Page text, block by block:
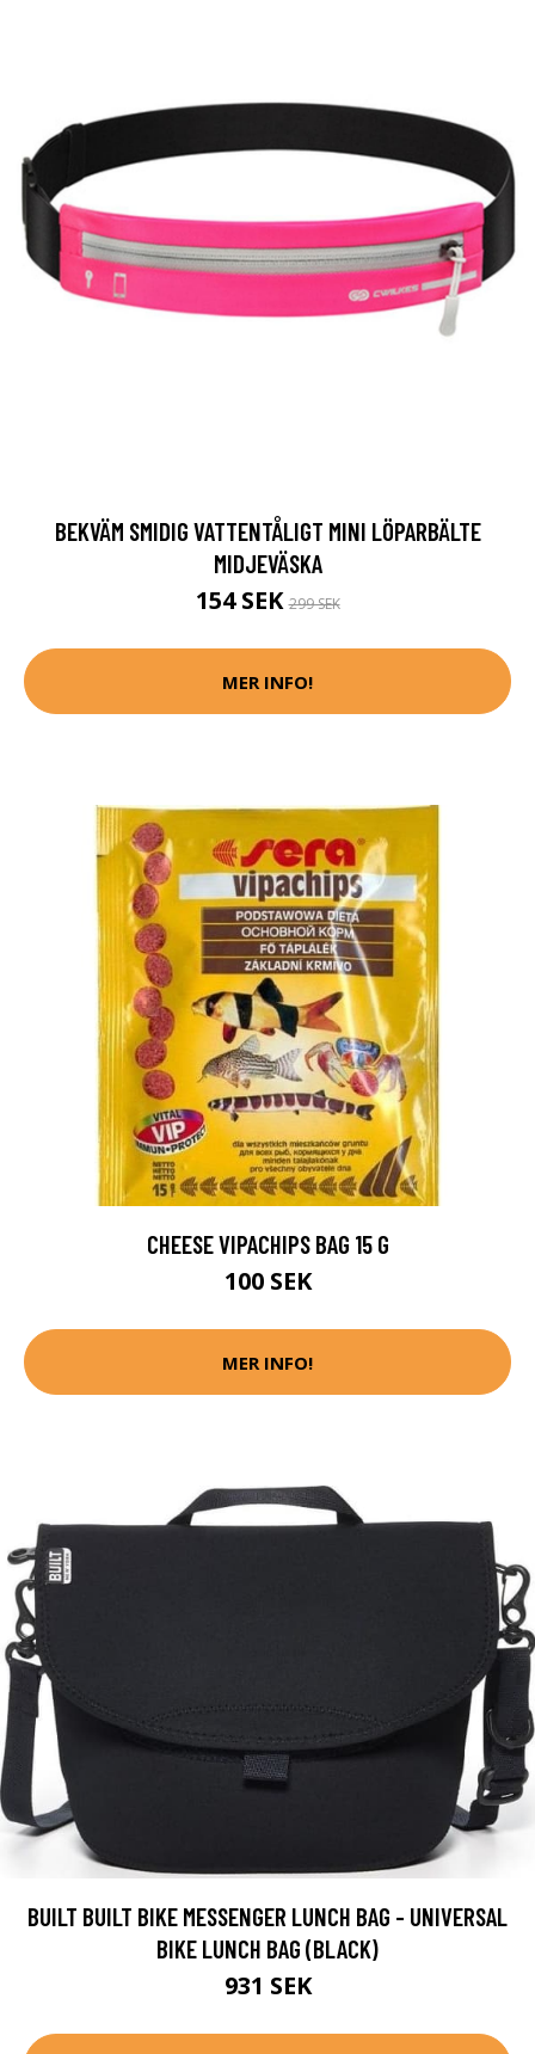
BEKVÄM SMIDIG VATTENTÅLIGT MINI LÖPARBÄLTE
MIDJEVÄSKA
154 SEK299 SEK
MER INFO!
CHEESE VIPACHIPS BAG 15 G
100 SEK
MER INFO!
BUILT BUILT BIKE MESSENGER LUNCH BAG - UNIVERSAL
BIKE LUNCH BAG (BLACK)
931 SEK